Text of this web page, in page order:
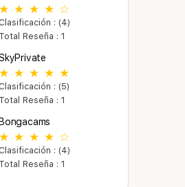
: (4)
Total Reseña : 1
: (5)
Total Reseña : 1
Bongacams
: (4)
Total Reseña : 1